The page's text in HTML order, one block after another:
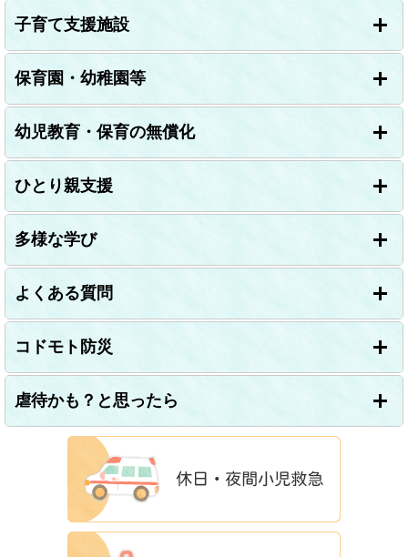
子育て支援施設
保育園・幼稚園等
幼児教育・保育の無償化
ひとり親支援
多様な学び
よくある質問
コドモト防災
虐待かも？と思ったら